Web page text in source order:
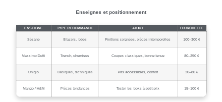
Enseignes et positionnement
ENSEIGNE TYPE RECOMMANDÉ ATOUT FOURCHETTE
Sézane Blazers, robes Finitions soignées, pièces intemporelles 100–300 €
Massimo Dutti Trench, chemises Coupes classiques, bonne tenue 80–250 €
Uniqlo Basiques, techniques Prix accessibles, confort 20–80 €
Mango / H&M Pièces tendances Tester les looks à petit prix 15–100 €